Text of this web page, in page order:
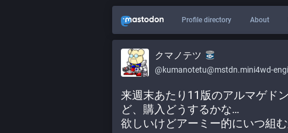
Profile directory About
クマノテツ
@kumanotetu@mstdn.mini4wd-
来週末あたり11版のアルマゲド
ど、購入どうするかな…
欲しいけどアーミー的にいつ組